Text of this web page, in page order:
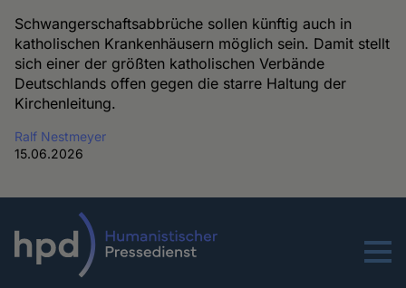
Schwangerschaftsabbrüche sollen künftig auch in
katholischen Krankenhäusern möglich sein. Damit stellt
sich einer der größten katholischen Verbände
Deutschlands offen gegen die starre Haltung der
Kirchenleitung.
Ralf Nestmeyer
15.06.2026
Menu